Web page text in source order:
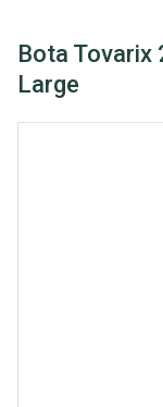
Bota Tovarix
Large